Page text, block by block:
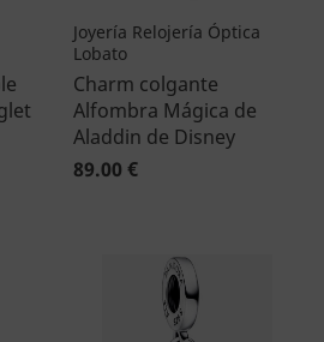
Joyería Relojería Óptica
Lobato
Charm colgante
Alfombra Mágica de
Aladdin de Disney
89.00 €